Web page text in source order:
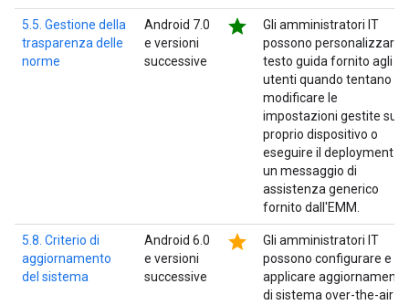
5.5. Gestione della
trasparenza delle
norme
Android 7.0
e versioni
successive
star
Gli amministratori IT
possono personalizzare il
testo guida fornito agli
utenti quando tentano di
modificare le
impostazioni gestite sul
proprio dispositivo o
eseguire il deployment di
un messaggio di
assistenza generico
fornito dall'EMM.
5.8. Criterio di
aggiornamento
del sistema
Android 6.0
e versioni
successive
star
Gli amministratori IT
possono configurare e
applicare aggiornamenti
di sistema over-the-air